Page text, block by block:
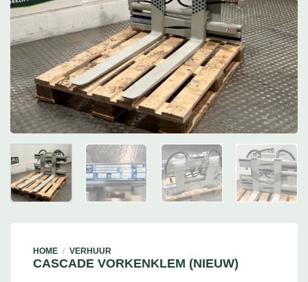
HOME / VERHUUR
CASCADE VORKENKLEM (NIEUW)